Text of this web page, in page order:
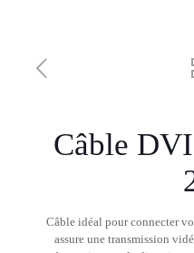
Câble
Câble idéal pour connecter
assure une transmission